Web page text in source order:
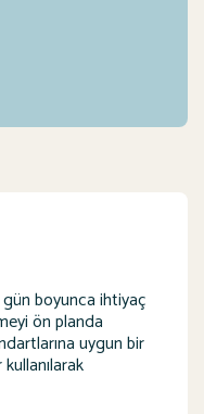
gün boyunca ihtiyaç
ön planda
uygun bir